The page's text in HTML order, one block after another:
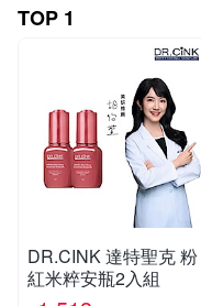
TOP 1
DR.CINK 達特聖克 粉
紅米粹安瓶2入組